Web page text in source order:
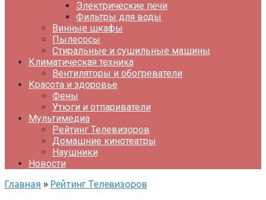
Электрические печи
Фильтры для воды
Винные шкафы
Пылесосы
Стиральные и сушильные машины
Климатическая техника
Вентиляторы и обогреватели
Красота и здоровье
Фены
Утюги и отпариватели
Мультимедиа
Рейтинг Телевизоров
Домашние кинотеатры
Наушники
Новости
Главная » Рейтинг Телевизоров